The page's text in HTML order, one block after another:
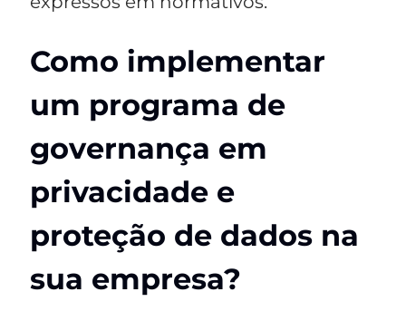
Como implementar
um programa de
governança em
privacidade e
proteção de dados na
sua empresa?